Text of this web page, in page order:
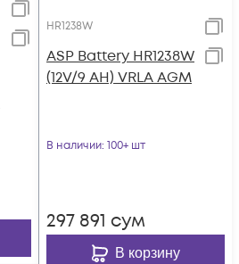
HR1238W
ASP Battery HR1238W
(12V/9 AH) VRLA AGM
В наличии: 100+ шт
297 891 сум
В корзину